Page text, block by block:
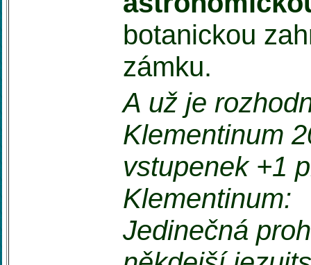
botanickou
zámku.
A už je
Klementinum
vstupenek +1
Klementinum:
Jedinečná